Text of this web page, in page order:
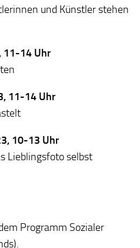
und Künstler stehen
11-14 Uhr
11-14 Uhr
10-13 Uhr
Lieblingsfoto selbst
Programm Sozialer